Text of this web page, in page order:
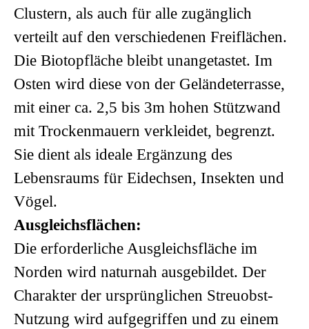
Clustern, als auch für alle zugänglich
verteilt auf den verschiedenen Freiflächen.
Die Biotopfläche bleibt unangetastet. Im
Osten wird diese von der Geländeterrasse,
mit einer ca. 2,5 bis 3m hohen Stützwand
mit Trockenmauern verkleidet, begrenzt.
Sie dient als ideale Ergänzung des
Lebensraums für Eidechsen, Insekten und
Vögel.
Ausgleichsflächen:
Die erforderliche Ausgleichsfläche im
Norden wird naturnah ausgebildet. Der
Charakter der ursprünglichen Streuobst-
Nutzung wird aufgegriffen und zu einem